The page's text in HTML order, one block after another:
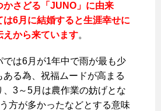
かさどる「JUNO」に由来
は6月に結婚すると生涯幸せに
えから来ています。
では6月が1年中で雨が最も少
ある為、祝福ムードが高まる
、3～5月は農作業の妨げとな
方が多かったなどとする意味